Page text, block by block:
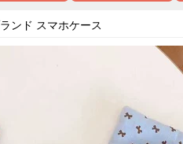
ンド スマホケース